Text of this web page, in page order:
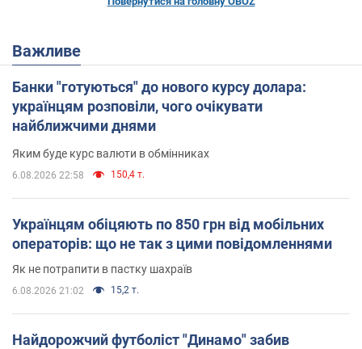
Важливе
Банки "готуються" до нового курсу долара:
українцям розповіли, чого очікувати
найближчими днями
Яким буде курс валюти в обмінниках
6.08.2026 22:58 150,4 т.
Українцям обіцяють по 850 грн від мобільних
операторів: що не так з цими повідомленнями
Як не потрапити в пастку шахраїв
6.08.2026 21:02 15,2 т.
Найдорожчий футболіст "Динамо" забив